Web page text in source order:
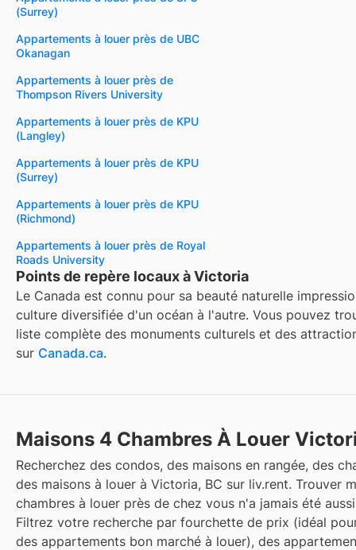
(Surrey)
Appartements à louer près de UBC
Okanagan
Appartements à louer près de
Thompson Rivers University
Appartements à louer près de KPU
(Langley)
Appartements à louer près de KPU
(Surrey)
Appartements à louer près de KPU
(Richmond)
Appartements à louer près de Royal
Roads University
Points de repère locaux à Victoria
Le Canada est connu pour sa beauté naturelle
culture diversifiée d'un océan à l'autre. Vous pouvez
liste complète des monuments culturels et des
sur Canada.ca.
Maisons 4 Chambres À Louer
Recherchez des condos, des maisons en rangée, des
des maisons à louer à Victoria, BC sur liv.rent. Trouver
chambres à louer près de chez vous n'a jamais été
Filtrez votre recherche par fourchette de prix (idéal
des appartements bon marché à louer), des